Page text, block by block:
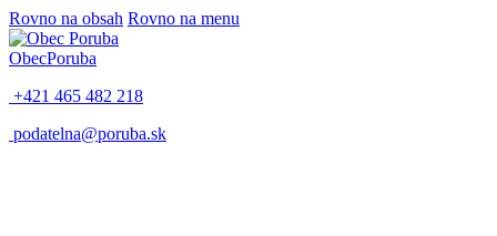
Rovno na obsah Rovno na menu
ObecPoruba
+421 465 482 218
podatelna@poruba.sk